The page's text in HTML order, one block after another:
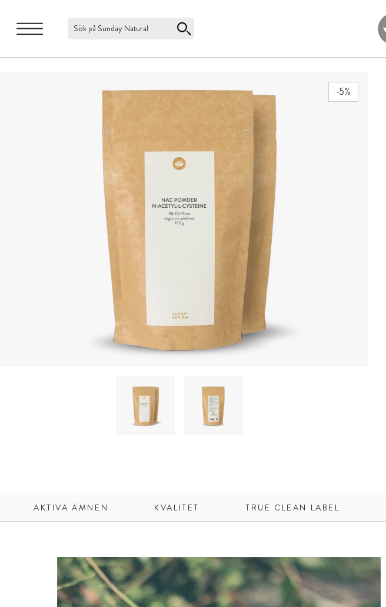
Sök på Sunday Natural
-5%
AKTIVA ÄMNEN KVALITET TRUE CLEAN LABEL